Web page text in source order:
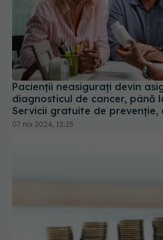
Pacienții neasigurați devin
diagnosticul de cancer, până
Servicii gratuite de prevenţie,
confirmare a bolii
07 noi 2024, 12:25